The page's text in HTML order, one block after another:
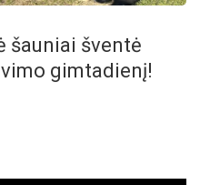
šauniai šventė
gimtadienį!